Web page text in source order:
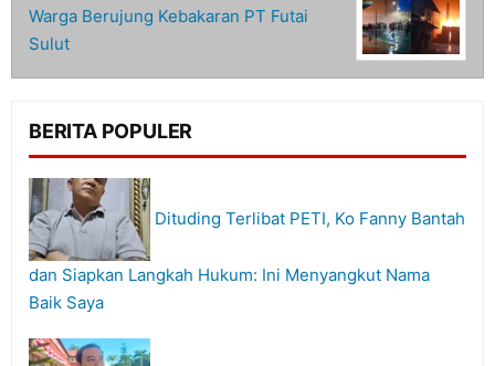
Warga Berujung Kebakaran PT Futai
Sulut
BERITA POPULER
Dituding Terlibat PETI, Ko Fanny Bantah
dan Siapkan Langkah Hukum: Ini Menyangkut Nama
Baik Saya